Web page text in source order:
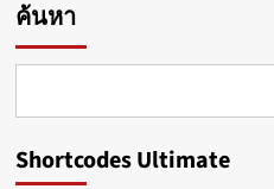
ค้นหา
Shortcodes Ultimate